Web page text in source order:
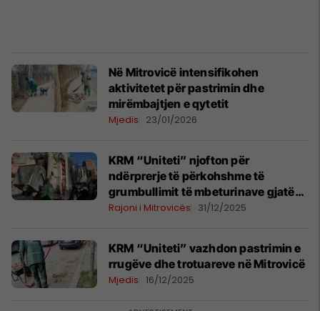
Në Mitrovicë intensifikohen
aktivitetet për pastrimin dhe
mirëmbajtjen e qytetit
Mjedis 23/01/2026
KRM “Uniteti” njofton për
ndërprerje të përkohshme të
grumbullimit të mbeturinave gjatë
festave të fundvitit
Rajoni i Mitrovicës 31/12/2025
KRM “Uniteti” vazhdon pastrimin e
rrugëve dhe trotuareve në Mitrovicë
Mjedis 16/12/2025